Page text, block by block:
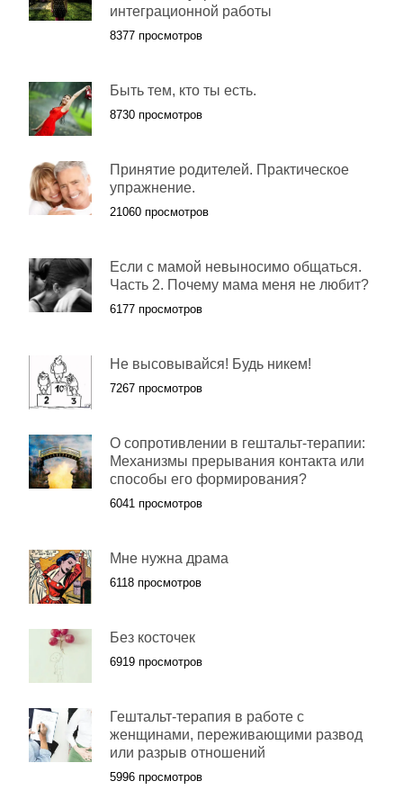
интеграционной работы
8377 просмотров
Быть тем, кто ты есть.
8730 просмотров
Принятие родителей. Практическое
упражнение.
21060 просмотров
Если с мамой невыносимо общаться.
Часть 2. Почему мама меня не любит?
6177 просмотров
Не высовывайся! Будь никем!
7267 просмотров
О сопротивлении в гештальт-терапии:
Механизмы прерывания контакта или
способы его формирования?
6041 просмотров
Мне нужна драма
6118 просмотров
Без косточек
6919 просмотров
Гештальт-терапия в работе с
женщинами, переживающими развод
или разрыв отношений
5996 просмотров